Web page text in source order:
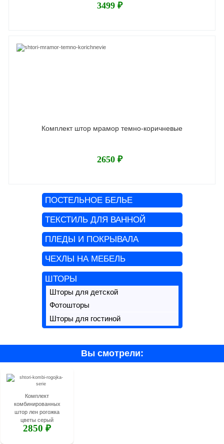
ПОСТЕЛЬНОЕ БЕЛЬЕ
ТЕКСТИЛЬ ДЛЯ ВАННОЙ
ПЛЕДЫ И ПОКРЫВАЛА
ЧЕХЛЫ НА МЕБЕЛЬ
ШТОРЫ
Шторы для детской
Фотошторы
Шторы для гостиной
3499 ₽
Комплект штор мрамор темно-коричневые
2650 ₽
Вы смотрели:
Комплект
комбинированных
штор лен рогожка
цветы серый
2850 ₽